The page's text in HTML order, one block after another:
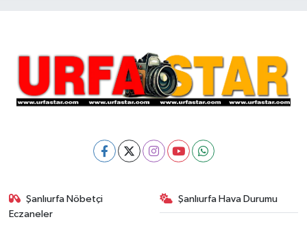
Şanlıurfa Nöbetçi
Eczaneler
Şanlıurfa Hava Durumu